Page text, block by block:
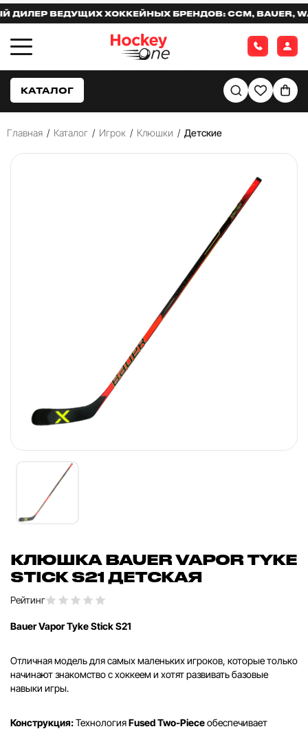
ВЕДУЩИХ ХОККЕЙНЫХ БРЕНДОВ: CCM, BAUER,
КАТАЛОГ
Главная / Каталог / Игрок / Клюшки / Детские
КЛЮШКА BAUER VAPOR TYKE
STICK S21 ДЕТСКАЯ
Рейтинг
Bauer Vapor Tyke Stick S21
Отличная модель для самых маленьких игроков, которые только
начинают знакомство с хоккеем и хотят развивать базовые
навыки игры.
Конструкция:ТехнологияFused Two-Pieceобеспечивает